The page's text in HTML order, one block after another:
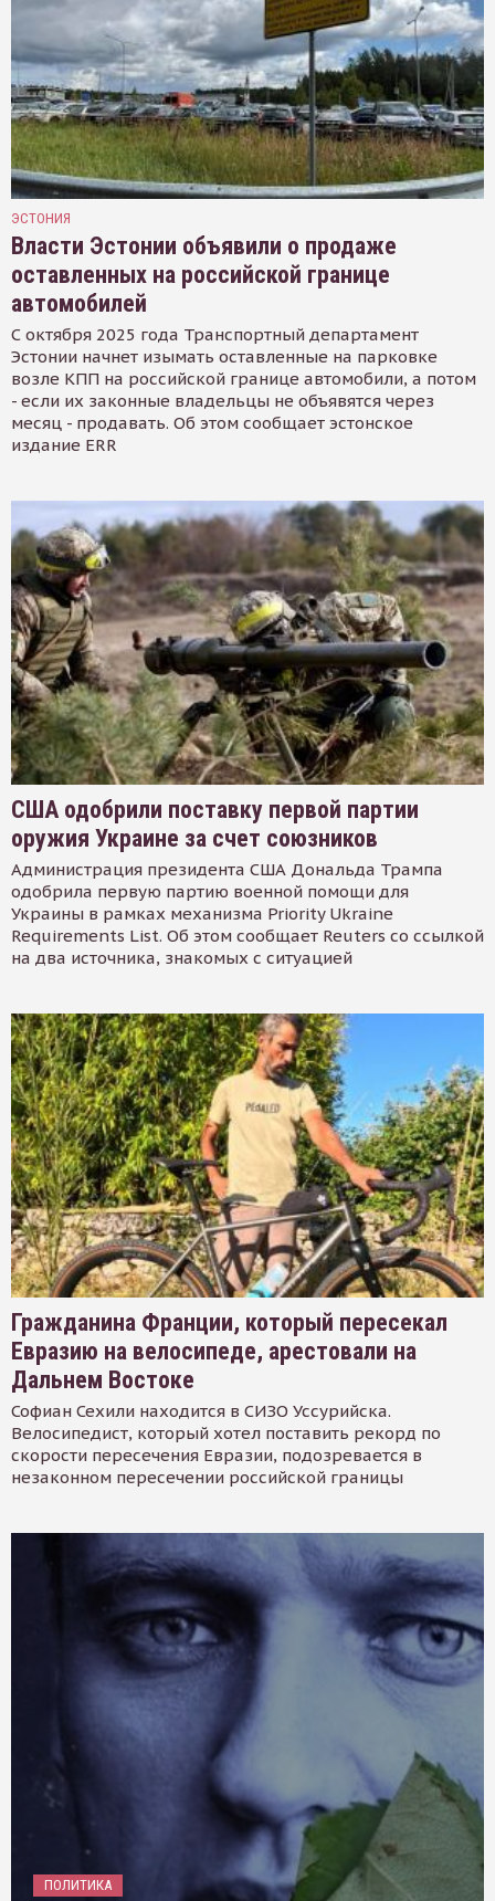
ЭСТОНИЯ
Власти Эстонии объявили о продаже
оставленных на российской границе
автомобилей
С октября 2025 года Транспортный департамент
Эстонии начнет изымать оставленные на парковке
возле КПП на российской границе автомобили, а потом
- если их законные владельцы не объявятся через
месяц - продавать. Об этом сообщает эстонское
издание ERR
США одобрили поставку первой партии
оружия Украине за счет союзников
Администрация президента США Дональда Трампа
одобрила первую партию военной помощи для
Украины в рамках механизма Priority Ukraine
Requirements List. Об этом сообщает Reuters со ссылкой
на два источника, знакомых с ситуацией
Гражданина Франции, который пересекал
Евразию на велосипеде, арестовали на
Дальнем Востоке
Софиан Сехили находится в СИЗО Уссурийска.
Велосипедист, который хотел поставить рекорд по
скорости пересечения Евразии, подозревается в
незаконном пересечении российской границы
ПОЛИТИКА